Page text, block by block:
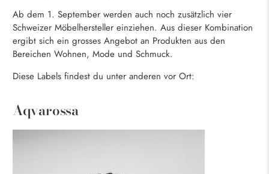
Ab dem 1. September werden auch noch zusätzlich vier
Schweizer Möbelhersteller einziehen. Aus dieser Kombination
ergibt sich ein grosses Angebot an Produkten aus den
Bereichen Wohnen, Mode und Schmuck.
Diese Labels findest du unter anderen vor Ort:
Aqvarossa